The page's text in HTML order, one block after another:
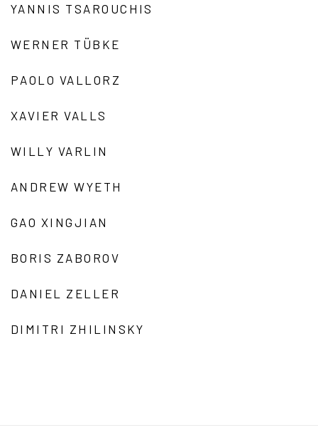
YANNIS TSAROUCHIS
WERNER TÜBKE
PAOLO VALLORZ
XAVIER VALLS
WILLY VARLIN
ANDREW WYETH
GAO XINGJIAN
BORIS ZABOROV
DANIEL ZELLER
DIMITRI ZHILINSKY